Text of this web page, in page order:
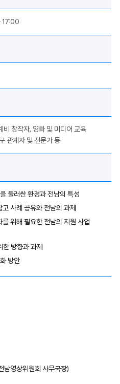
17:00
창작자, 영화 및 미디어 교육
관계자 및 전문가 등
둘러싼 환경과 전남의 특성
사례 공유와 전남의 과제
위해 필요한 전남의 지원 사업
한 방향과 과제
방안
남영상위원회 사무국장)